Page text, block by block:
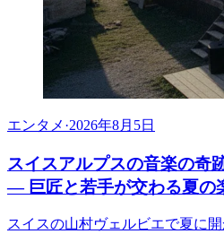
エンタメ ·2026年8月5日
スイスアルプスの音楽の奇
— 巨匠と若手が交わる夏の
スイスの山村ヴェルビエで夏に